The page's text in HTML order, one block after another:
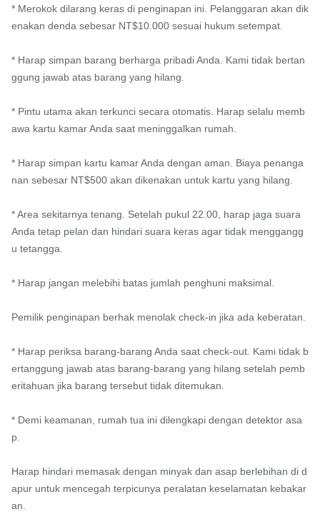
* Merokok dilarang keras di penginapan ini. Pelanggaran akan dik
enakan denda sebesar NT$10.000 sesuai hukum setempat.
* Harap simpan barang berharga pribadi Anda. Kami tidak bertan
ggung jawab atas barang yang hilang.
* Pintu utama akan terkunci secara otomatis. Harap selalu memb
awa kartu kamar Anda saat meninggalkan rumah.
* Harap simpan kartu kamar Anda dengan aman. Biaya penanga
nan sebesar NT$500 akan dikenakan untuk kartu yang hilang.
* Area sekitarnya tenang. Setelah pukul 22.00, harap jaga suara
Anda tetap pelan dan hindari suara keras agar tidak menggangg
u tetangga.
* Harap jangan melebihi batas jumlah penghuni maksimal.
Pemilik penginapan berhak menolak check-in jika ada keberatan.
* Harap periksa barang-barang Anda saat check-out. Kami tidak b
ertanggung jawab atas barang-barang yang hilang setelah pemb
eritahuan jika barang tersebut tidak ditemukan.
* Demi keamanan, rumah tua ini dilengkapi dengan detektor asa
p.
Harap hindari memasak dengan minyak dan asap berlebihan di d
apur untuk mencegah terpicunya peralatan keselamatan kebakar
an.